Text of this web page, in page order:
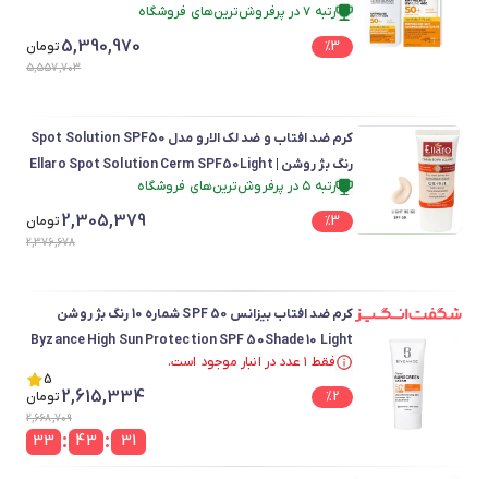
SPF 50 UVMune 400
رتبه ۷ در پرفروش‌ترین‌های فروشگاه
رتبه ۷ در پرفروش‌ترین‌های فروشگاه
%3
5,390,970تومان
5,557,703
کرم ضد افتاب و ضد لک الارو مدل Spot Solution SPF50
رنگ بژ روشن | Ellaro Spot Solution Cerm SPF50Light
Beige
رتبه ۵ در پرفروش‌ترین‌های فروشگاه
%3
2,305,379تومان
2,376,678
کرم ضد افتاب بیزانس SPF 50 شماره 10 رنگ بژ روشن
Byzance High Sun Protection SPF 50Shade 10 Light
Beige
فقط ۱ عدد در انبار موجود است.
5
%2
2,615,334تومان
2,668,709
31
:
43
:
33